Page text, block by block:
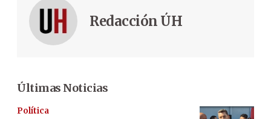
Redacción ÚH
Últimas Noticias
Política